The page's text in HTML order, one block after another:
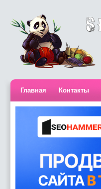
Главная Контакты